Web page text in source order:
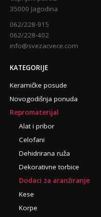
35000 Jagodina
062/228-915
062/228-402
info@svezacvece.com
KATEGORIJE
Keramičke posude
Novogodišnja ponuda
Repromaterijal
Alat i pribor
Celofani
Dehidrirana ruža
Dekorativne torbice
Dodaci za aranžiranje
Kese
Korpe